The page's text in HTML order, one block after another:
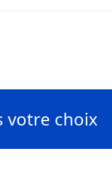
votre choix